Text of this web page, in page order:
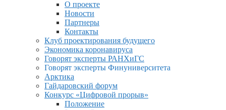
О проекте
Новости
Партнеры
Контакты
Клуб проектирования будущего
Экономика коронавируса
Говорят эксперты РАНХиГС
Говорят эксперты Финуниверситета
Арктика
Гайдаровский форум
Конкурс «Цифровой прорыв»
Положение